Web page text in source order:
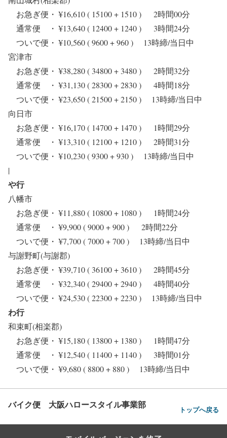
お急ぎ便・ ¥16,610 ( 15100 + 1510 ) 2時間00分
通常便 ・ ¥13,640 ( 12400 + 1240 ) 3時間24分
ついで便・ ¥10,560 ( 9600 + 960 ) 13時締/当日中
宮津市
お急ぎ便・ ¥38,280 ( 34800 + 3480 ) 2時間32分
通常便 ・ ¥31,130 ( 28300 + 2830 ) 4時間18分
ついで便・ ¥23,650 ( 21500 + 2150 ) 13時締/当日中
向日市
お急ぎ便・ ¥16,170 ( 14700 + 1470 ) 1時間29分
通常便 ・ ¥13,310 ( 12100 + 1210 ) 2時間31分
ついで便・ ¥10,230 ( 9300 + 930 ) 13時締/当日中
|
や行
八幡市
お急ぎ便・ ¥11,880 ( 10800 + 1080 ) 1時間24分
通常便 ・ ¥9,900 ( 9000 + 900 ) 2時間22分
ついで便・ ¥7,700 ( 7000 + 700 ) 13時締/当日中
与謝野町(与謝郡)
お急ぎ便・ ¥39,710 ( 36100 + 3610 ) 2時間45分
通常便 ・ ¥32,340 ( 29400 + 2940 ) 4時間40分
ついで便・ ¥24,530 ( 22300 + 2230 ) 13時締/当日中
わ行
和束町(相楽郡)
お急ぎ便・ ¥15,180 ( 13800 + 1380 ) 1時間47分
通常便 ・ ¥12,540 ( 11400 + 1140 ) 3時間01分
ついで便・ ¥9,680 ( 8800 + 880 ) 13時締/当日中
バイク便 大阪ハロースタイル事業部 トップへ戻る